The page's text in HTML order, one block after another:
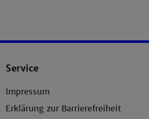
Service
Impressum
Erklärung zur Barrierefreiheit